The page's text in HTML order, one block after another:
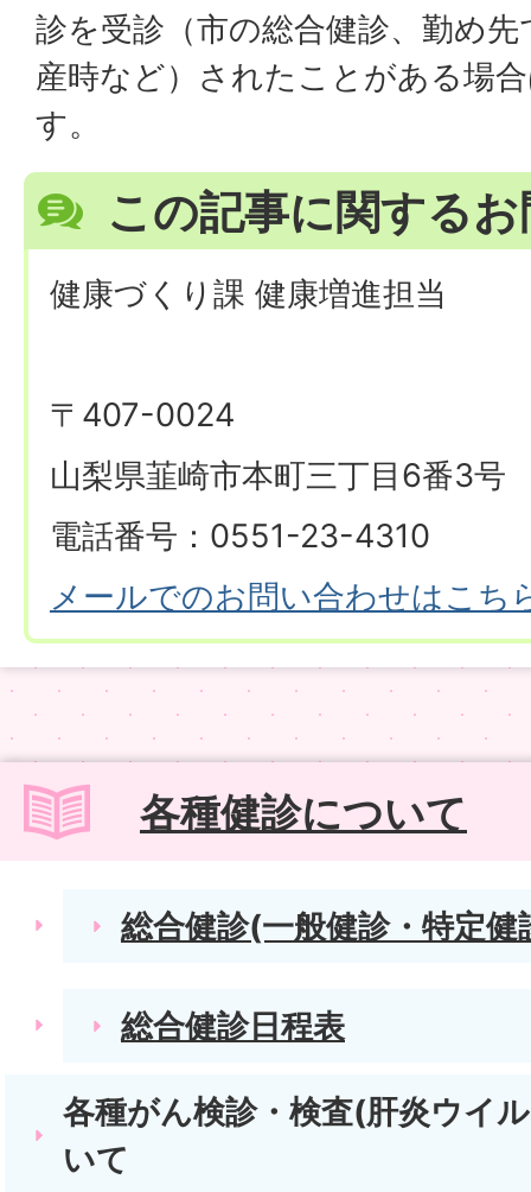
診を受診（市の総合健診、勤め
産時など）されたことがある場
す。
この記事に関する
健康づくり課 健康増進担当
〒407-0024
山梨県韮崎市本町三丁目6番3号
電話番号：0551-23-4310
メールでのお問い合わせはこち
各種健診について
総合健診(一般健診・特定
総合健診日程表
各種がん検診・検査(肝炎ウイ
いて